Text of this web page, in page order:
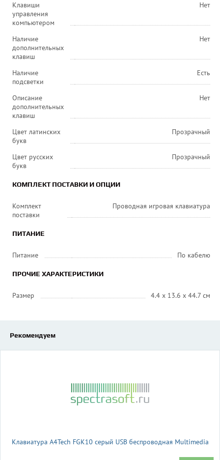
Клавиши
управления
компьютером
Нет
Наличие
дополнительных
клавиш
Нет
Наличие
подсветки
Есть
Описание
дополнительных
клавиш
Нет
Цвет латинских
букв
Прозрачный
Цвет русских
букв
Прозрачный
КОМПЛЕКТ ПОСТАВКИ И ОПЦИИ
Комплект
поставки
Проводная игровая клавиатура
ПИТАНИЕ
Питание По кабелю
ПРОЧИЕ ХАРАКТЕРИСТИКИ
Размер 4.4 x 13.6 x 44.7 см
Рекомендуем
Клавиатура A4Tech FGK10 серый USB беспроводная Multimedia